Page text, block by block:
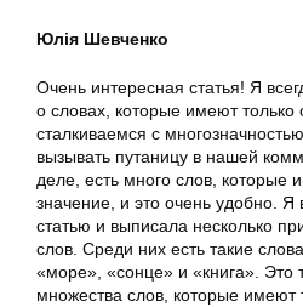
Юлія Шевченко
Очень интересная статья! Я
о словах, которые имеют
сталкиваемся с
вызывать путаницу в нашей
деле, есть много слов, которые
значение, и это очень удобно. Я
статью и выписала несколько
слов. Среди них есть такие
«море», «сонце» и «книга». Это
множества слов, которые имеют